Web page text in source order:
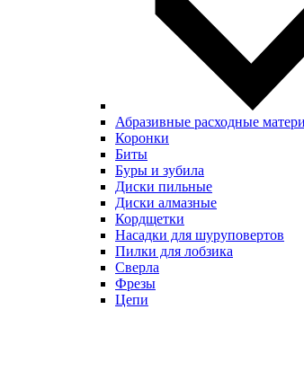
Абразивные расходные
Коронки
Биты
Буры и зубила
Диски пильные
Диски алмазные
Кордщетки
Насадки для шуруповертов
Пилки для лобзика
Сверла
Фрезы
Цепи